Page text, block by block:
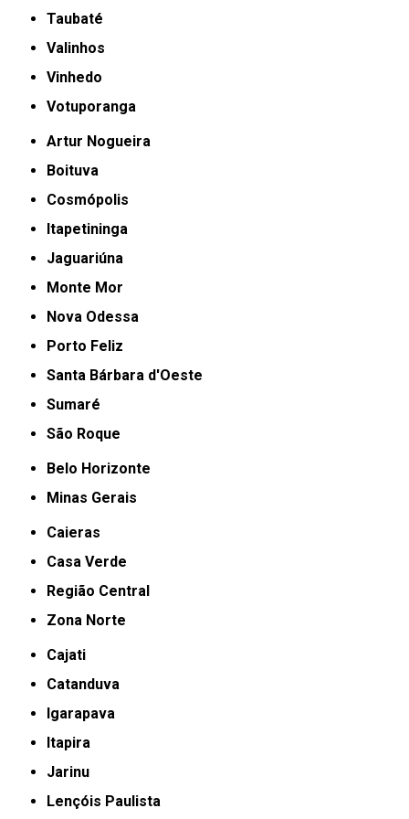
Taubaté
Valinhos
Vinhedo
Votuporanga
Artur Nogueira
Boituva
Cosmópolis
Itapetininga
Jaguariúna
Monte Mor
Nova Odessa
Porto Feliz
Santa Bárbara d'Oeste
Sumaré
São Roque
Belo Horizonte
Minas Gerais
Caieras
Casa Verde
Região Central
Zona Norte
Cajati
Catanduva
Igarapava
Itapira
Jarinu
Lençóis Paulista